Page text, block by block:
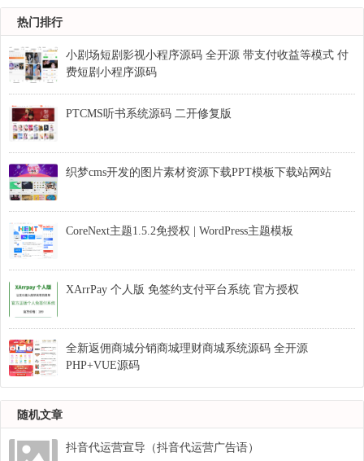
热门排行
小剧场短剧影视小程序源码 全开源 带支付收益等模式 付
费短剧小程序源码
PTCMS听书系统源码 二开修复版
织梦cms开发的图片素材资源下载PPT模板下载站网站
CoreNext主题1.5.2免授权 | WordPress主题模板
XArrPay 个人版 免签约支付平台系统 官方授权
全新返佣商城分销商城理财商城系统源码 全开源
PHP+VUE源码
随机文章
抖音代运营宣导（抖音代运营广告语）